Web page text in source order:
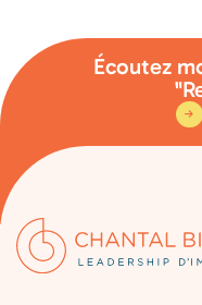
Écoutez